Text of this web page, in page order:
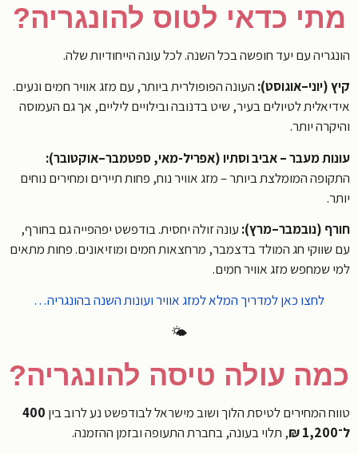
כדאי לטוס להונגריה?
עם יעד חופשה בכל השנה. לכל עונה הייחודיות שלה.
(יוני–אוגוסט):העונה הפופולרית ביותר, עם מזג אוויר חמים ונעים.
לטיולים בעיר, שיט בדנובה ובילויים ליליים, אך גם העמוסה
יותר.
מעבר – אביב וסתיו (אפריל-מאי, ספטמבר–אוקטובר):
המומלצת ביותר – מזג אוויר נוח, פחות תיירים ומחירים נוחים
(נובמבר–מרץ):עונה זולה יחסית. בודפשט יפהפייה גם בחורף,
חג המולד בדצמבר, מרחצאות חמים ומוזיאונים. פחות מתאים
שמחפש מזג אוויר חמים.
לחצו כאן למדריך המלא למזג אוויר ועונות השנה בהונגריה…
עולה טיסה להונגריה?
המחירים לטיסת הלוך ושוב מישראל לבודפשט נע לרוב בין400
, תלוי בעונה, בחברת התעופה ובזמן ההזמנה.